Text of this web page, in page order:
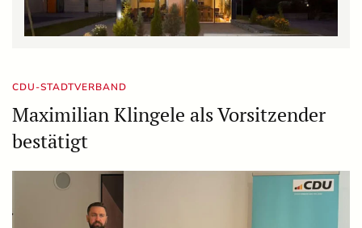
CDU-STADTVERBAND
Maximilian Klingele als Vorsitzender
bestätigt